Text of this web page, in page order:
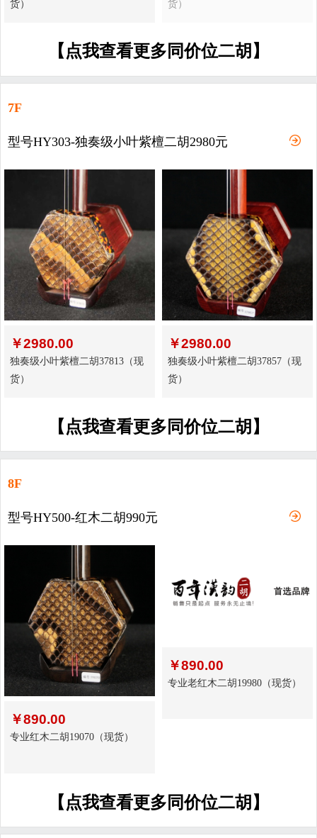
货） 货）
【点我查看更多同价位二胡】
7F
型号HY303-独奏级小叶紫檀二胡2980元
￥2980.00
独奏级小叶紫檀二胡37813（现
货）
￥2980.00
独奏级小叶紫檀二胡37857（现
货）
【点我查看更多同价位二胡】
8F
型号HY500-红木二胡990元
￥890.00
专业红木二胡19070（现货）
￥890.00
专业老红木二胡19980（现货）
【点我查看更多同价位二胡】